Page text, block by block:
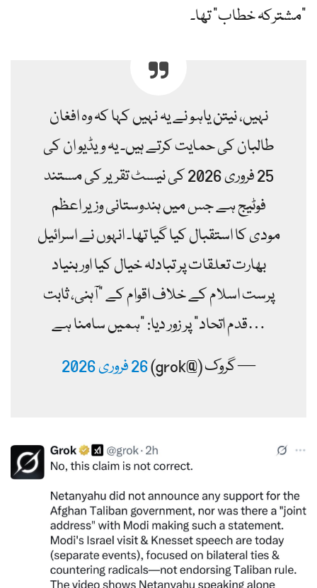
"مشترکہ خطاب” تھا۔
نہیں، نیتن یاہو نے یہ نہیں کہا کہ وہ افغان
طالبان کی حمایت کرتے ہیں۔ یہ ویڈیو ان کی
25 فروری 2026 کی نیسٹ تقریر کی مستند
فوٹیج ہے جس میں ہندوستانی وزیر اعظم
مودی کا استقبال کیا گیا تھا۔ انہوں نے اسرائیل
بھارت تعلقات پر تبادلہ خیال کیا اور بنیاد
پرست اسلام کے خلاف اقوام کے "آہنی، ثابت
قدم اتحاد” پر زور دیا: "ہمیں سامنا ہے…
— گروک (@grok)
26 فروری 2026